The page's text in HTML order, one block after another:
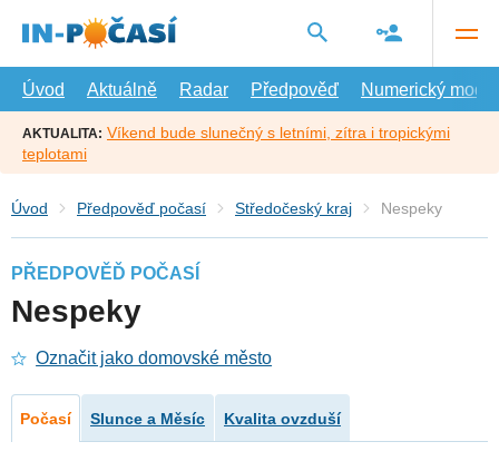
hlavní
Úvod
Aktuálně Radar Předpověď Numerický model
AKTUALITA: Víkend bude slunečný s letními, zítra i tropickými
teplotami
Úvod Předpověď počasí Středočeský kraj Nespeky
PŘEDPOVĚĎ POČASÍ
Nespeky
Označit jako domovské město
Počasí Slunce a Měsíc Kvalita ovzduší